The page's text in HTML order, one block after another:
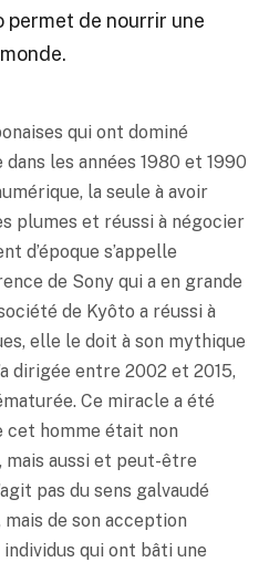
permet de nourrir une
qui ont dominé
dans les années 1980 et 1990
la seule à avoir
plumes et réussi à négocier
d’époque s’appelle
de Sony qui a en grande
de Kyôto a réussi à
elle le doit à son mythique
dirigée entre 2002 et 2015,
Ce miracle a été
cet homme était non
mais aussi et peut-être
pas du sens galvaudé
mais de son acception
qui ont bâti une